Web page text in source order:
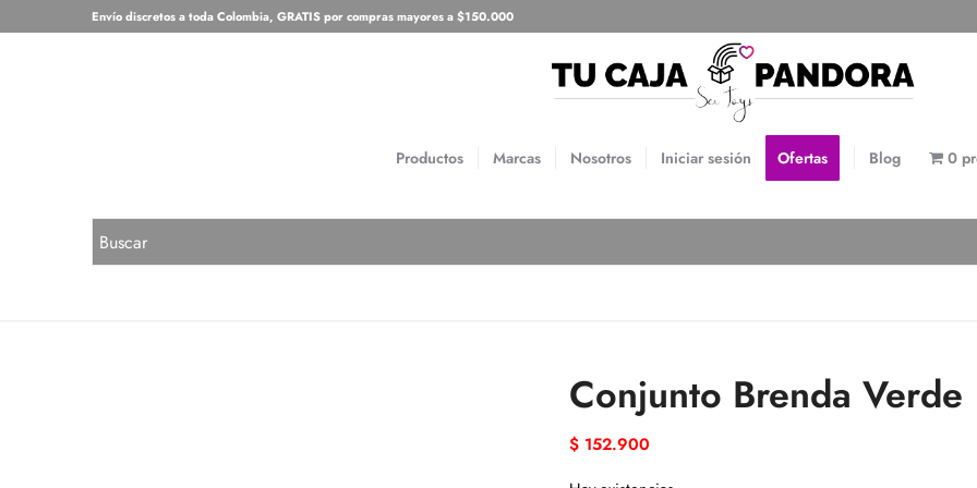
Envío discretos a toda Colombia, GRATIS por compras mayores a $150.000
Productos Marcas Nosotros Iniciar sesión Ofertas Blog 0
Conjunto Brenda Verde
$152.900